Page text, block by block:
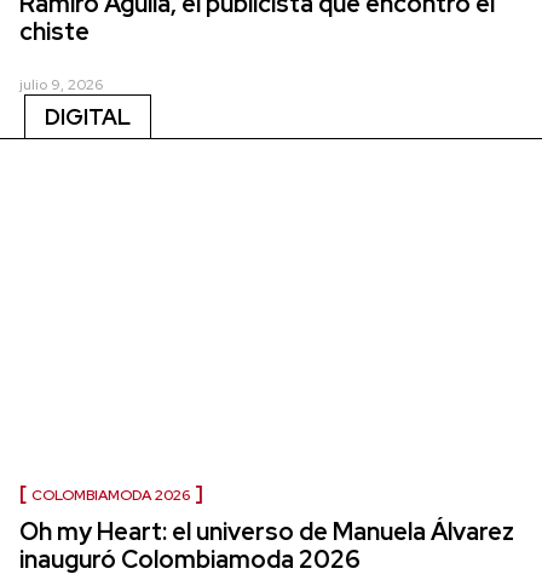
chiste
julio 9, 2026
DIGITAL
COLOMBIAMODA 2026
Oh my Heart: el universo de Manuela Álvarez
inauguró Colombiamoda 2026